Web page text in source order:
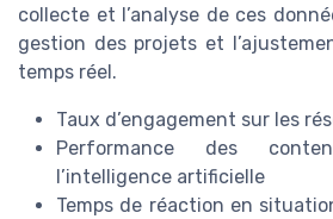
collecte et l’analyse de ces
gestion des projets et
temps réel.
Taux d’engagement sur les
Performance des
l’intelligence artificielle
Temps de réaction en